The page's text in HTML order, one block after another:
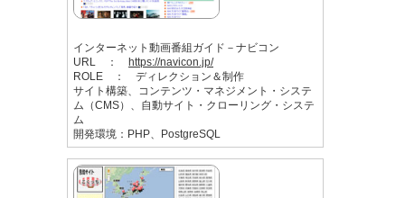
インターネット動画番組ガイド－ナビコン
URL ：
https://navicon.jp/
ROLE ： ディレクション＆制作
サイト構築、コンテンツ・マネジメント・システ
ム（CMS）、自動サイト・クローリング・システ
ム
開発環境：PHP、PostgreSQL